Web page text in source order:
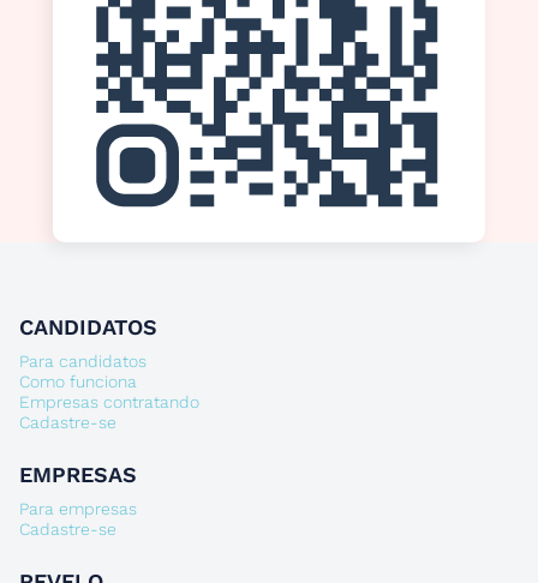
CANDIDATOS
Para candidatos
Como funciona
Empresas contratando
Cadastre-se
EMPRESAS
Para empresas
Cadastre-se